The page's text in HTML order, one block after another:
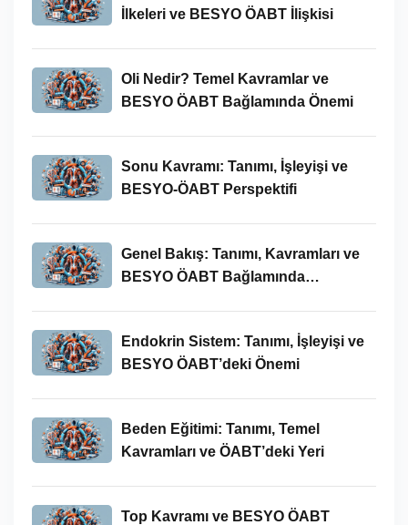
İlkeleri ve BESYO ÖABT İlişkisi
Oli Nedir? Temel Kavramlar ve
BESYO ÖABT Bağlamında Önemi
Sonu Kavramı: Tanımı, İşleyişi ve
BESYO-ÖABT Perspektifi
Genel Bakış: Tanımı, Kavramları ve
BESYO ÖABT Bağlamında
Endokrin Sistem: Tanımı, İşleyişi ve
BESYO ÖABT’deki Önemi
Beden Eğitimi: Tanımı, Temel
Kavramları ve ÖABT’deki Yeri
Top Kavramı ve BESYO ÖABT